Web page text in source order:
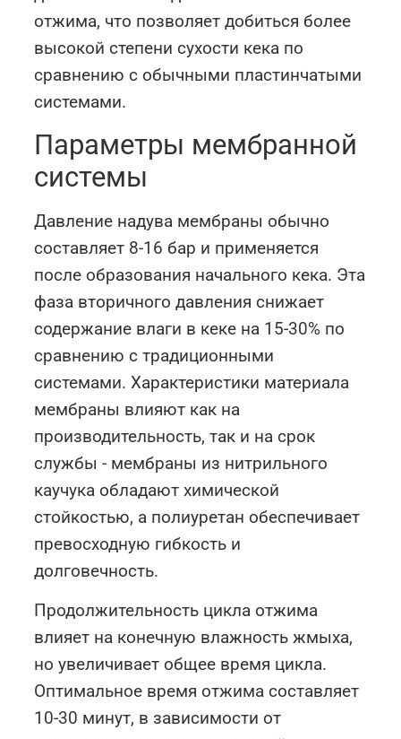
отжима, что позволяет добиться более
высокой степени сухости кека по
сравнению с обычными пластинчатыми
системами.
Параметры мембранной
системы
Давление надува мембраны обычно
составляет 8-16 бар и применяется
после образования начального кека. Эта
фаза вторичного давления снижает
содержание влаги в кеке на 15-30% по
сравнению с традиционными
системами. Характеристики материала
мембраны влияют как на
производительность, так и на срок
службы - мембраны из нитрильного
каучука обладают химической
стойкостью, а полиуретан обеспечивает
превосходную гибкость и
долговечность.
Продолжительность цикла отжима
влияет на конечную влажность жмыха,
но увеличивает общее время цикла.
Оптимальное время отжима составляет
10-30 минут, в зависимости от